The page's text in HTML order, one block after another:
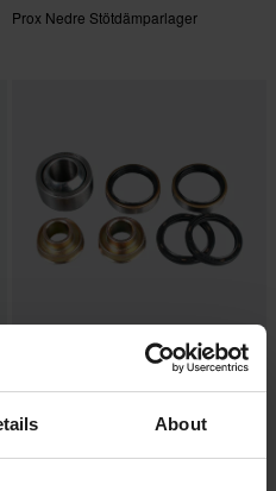
About
Prox Nedre Stötdämparlager